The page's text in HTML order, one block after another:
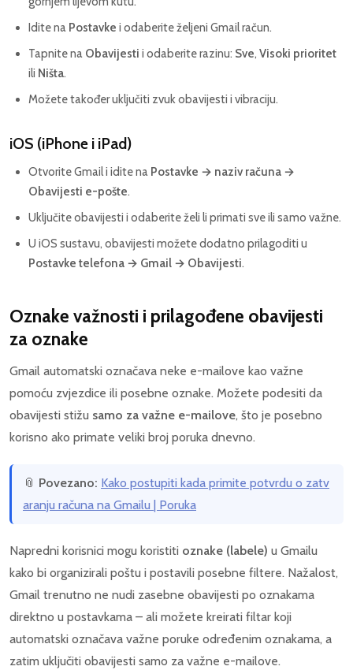
Idite na Postavke i odaberite željeni Gmail račun.
Tapnite na Obavijesti i odaberite razinu: Sve, Visoki prioritet
ili Ništa.
Možete također uključiti zvuk obavijesti i vibraciju.
iOS (iPhone i iPad)
Otvorite Gmail i idite na Postavke → naziv računa →
Obavijesti e-pošte.
Uključite obavijesti i odaberite želi li primati sve ili samo važne.
U iOS sustavu, obavijesti možete dodatno prilagoditi u
Postavke telefona → Gmail → Obavijesti.
Oznake važnosti i prilagođene obavijesti
za oznake
Gmail automatski označava neke e-mailove kao važne
pomoću zvjezdice ili posebne oznake. Možete podesiti da
obavijesti stižu samo za važne e-mailove, što je posebno
korisno ako primate veliki broj poruka dnevno.
📎 Povezano: Kako postupiti kada primite potvrdu o zatv
aranju računa na Gmailu | Poruka
Napredni korisnici mogu koristiti oznake (labele) u Gmailu
kako bi organizirali poštu i postavili posebne filtere. Nažalost,
Gmail trenutno ne nudi zasebne obavijesti po oznakama
direktno u postavkama – ali možete kreirati filtar koji
automatski označava važne poruke određenim oznakama, a
zatim uključiti obavijesti samo za važne e-mailove.